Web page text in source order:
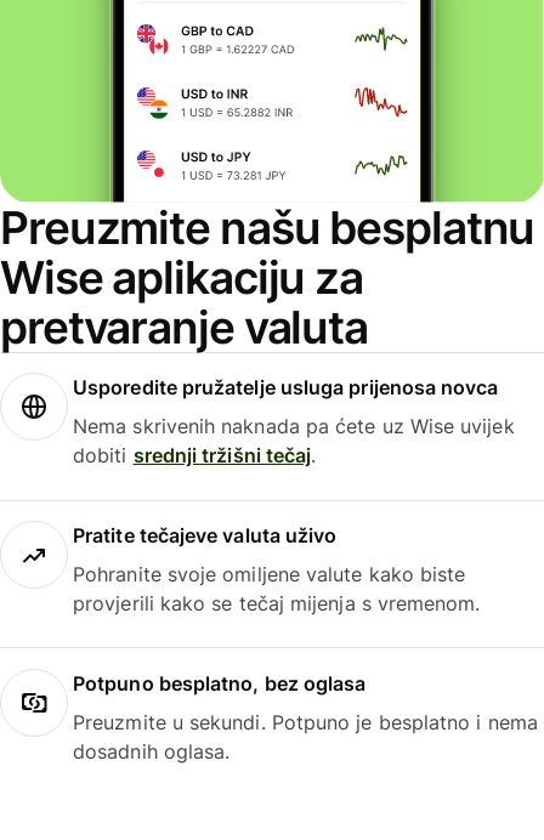
Preuzmite našu besplatnu
Wise aplikaciju za
pretvaranje valuta
Usporedite pružatelje usluga prijenosa novca
Nema skrivenih naknada pa ćete uz Wise uvijek
dobiti srednji tržišni tečaj.
Pratite tečajeve valuta uživo
Pohranite svoje omiljene valute kako biste
provjerili kako se tečaj mijenja s vremenom.
Potpuno besplatno, bez oglasa
Preuzmite u sekundi. Potpuno je besplatno i nema
dosadnih oglasa.